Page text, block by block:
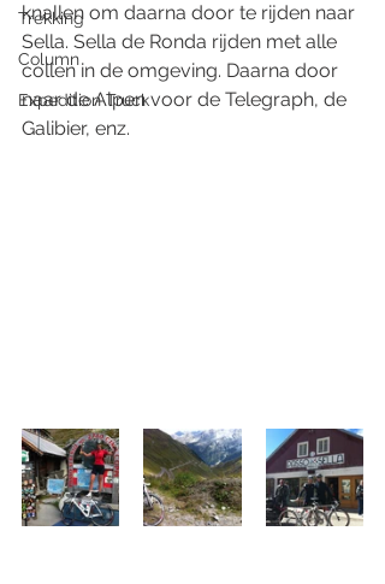
Trekking
Column
Expedition Truck
knallen om daarna door te rijden naar
Sella. Sella de Ronda rijden met alle
collen in de omgeving. Daarna door
naar de Alpen voor de Telegraph, de
Galibier, enz.